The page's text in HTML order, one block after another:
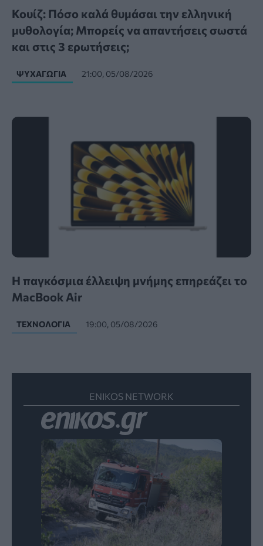
Κουίζ: Πόσο καλά θυμάσαι την ελληνική
μυθολογία; Μπορείς να απαντήσεις σωστά
και στις 3 ερωτήσεις;
ΨΥΧΑΓΩΓΊΑ 21:00, 05/08/2026
Η παγκόσμια έλλειψη μνήμης επηρεάζει το
MacBook Air
ΤΕΧΝΟΛΟΓΊΑ 19:00, 05/08/2026
ENIKOS NETWORK